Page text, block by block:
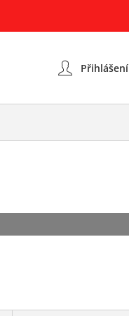
Přihlášení